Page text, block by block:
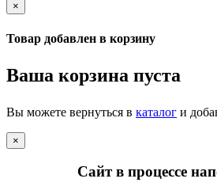
×
Товар добавлен в корзину
Ваша корзина пуста
Вы можете вернуться в каталог и
×
Сайт в процессе